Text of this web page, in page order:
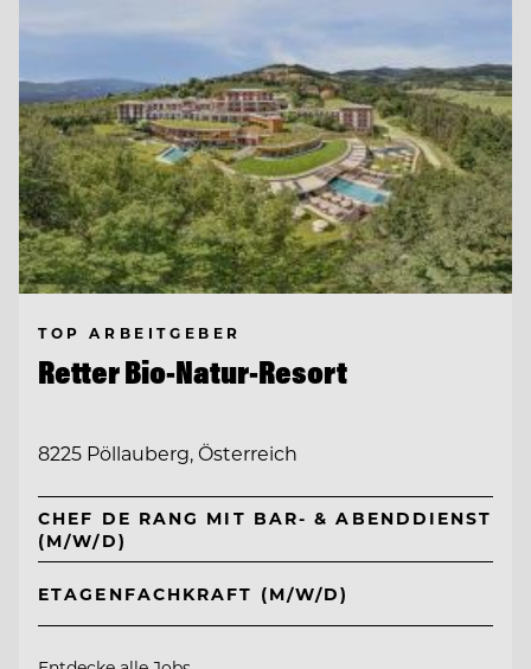
TOP ARBEITGEBER
Retter Bio-Natur-Resort
8225 Pöllauberg, Österreich
CHEF DE RANG MIT BAR- & ABENDDIENST
(M/W/D)
ETAGENFACHKRAFT (M/W/D)